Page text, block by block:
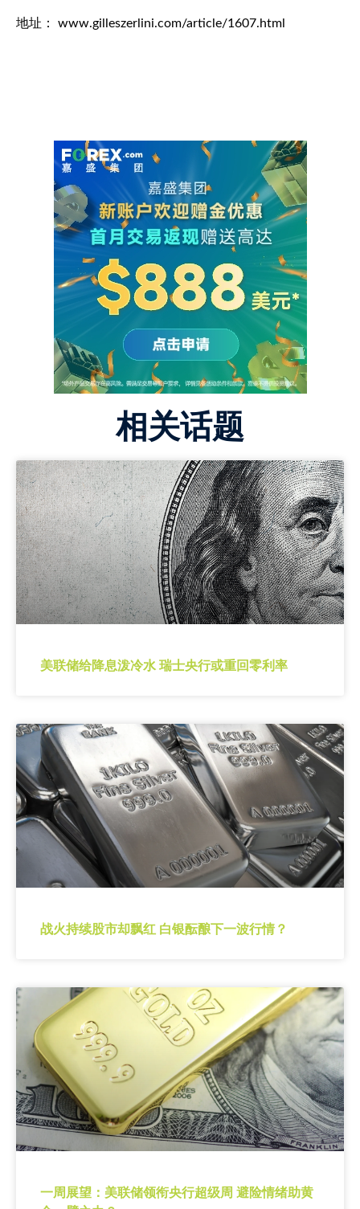
地址： www.gilleszerlini.com/article/1607.html
相关话题
美联储给降息泼冷水 瑞士央行或重回零利率
战火持续股市却飘红 白银酝酿下一波行情？
一周展望：美联储领衔央行超级周 避险情绪助黄